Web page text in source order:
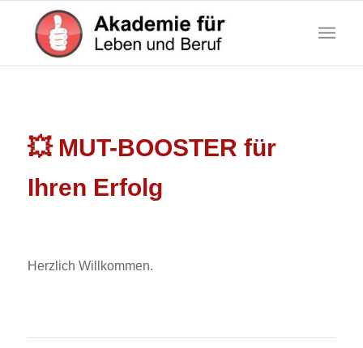
💥 MUT-BOOSTER für
Ihren Erfolg
Herzlich Willkommen.